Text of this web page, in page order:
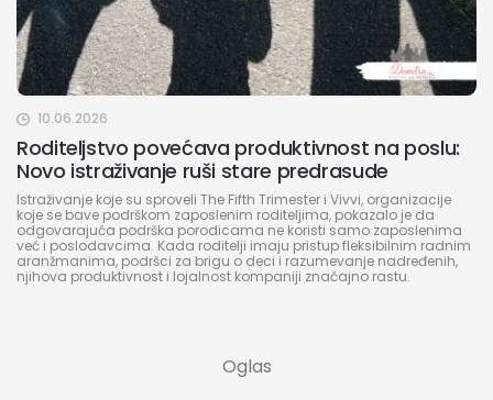
10.06.2026
Roditeljstvo povećava produktivnost na poslu:
Novo istraživanje ruši stare predrasude
Istraživanje koje su sproveli The Fifth Trimester i Vivvi, organizacije
koje se bave podrškom zaposlenim roditeljima, pokazalo je da
odgovarajuća podrška porodicama ne koristi samo zaposlenima
već i poslodavcima. Kada roditelji imaju pristup fleksibilnim radnim
aranžmanima, podršci za brigu o deci i razumevanje nadređenih,
njihova produktivnost i lojalnost kompaniji značajno rastu.